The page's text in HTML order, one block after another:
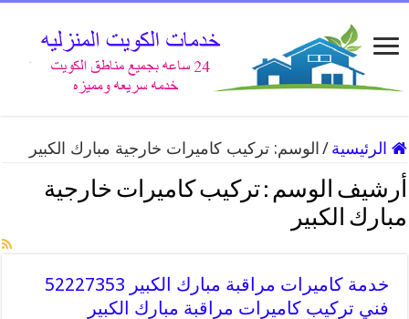
الرئيسية / الوسم:تركيب كاميرات خارجية مبارك الكبير
أرشيف الوسم :تركيب كاميرات خارجية
مبارك الكبير
خدمة كاميرات مراقبة مبارك الكبير 52227353
فني تركيب كاميرات مراقبة مبارك الكبير